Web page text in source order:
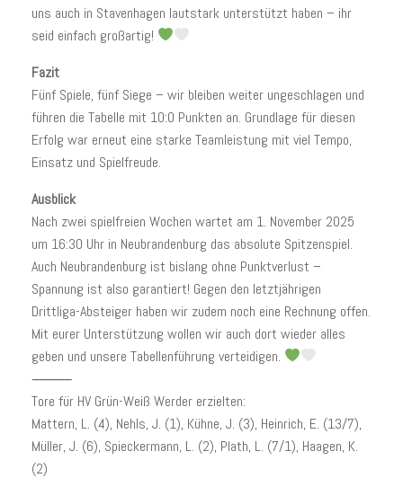
uns auch in Stavenhagen lautstark unterstützt haben – ihr
seid einfach großartig!
Fazit
Fünf Spiele, fünf Siege – wir bleiben weiter ungeschlagen und
führen die Tabelle mit 10:0 Punkten an. Grundlage für diesen
Erfolg war erneut eine starke Teamleistung mit viel Tempo,
Einsatz und Spielfreude.
Ausblick
Nach zwei spielfreien Wochen wartet am 1. November 2025
um 16:30 Uhr in Neubrandenburg das absolute Spitzenspiel.
Auch Neubrandenburg ist bislang ohne Punktverlust –
Spannung ist also garantiert! Gegen den letztjährigen
Drittliga-Absteiger haben wir zudem noch eine Rechnung offen.
Mit eurer Unterstützung wollen wir auch dort wieder alles
geben und unsere Tabellenführung verteidigen.
⸻
Tore für HV Grün-Weiß Werder erzielten:
Mattern, L. (4), Nehls, J. (1), Kühne, J. (3), Heinrich, E. (13/7),
Müller, J. (6), Spieckermann, L. (2), Plath, L. (7/1), Haagen, K.
(2)